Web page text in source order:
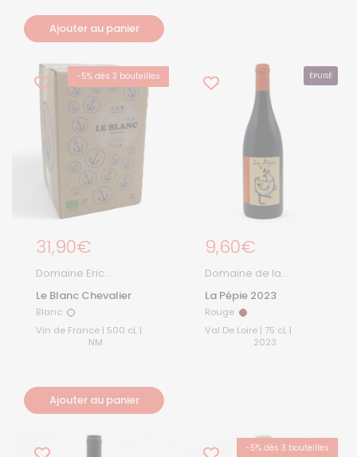
Ajouter au panier
-5% dès 3 bouteilles
Prix régulier
31,90€
Domaine Eric
Le Blanc Chevalier
Blanc Blanc
Vin de France | 500 cL |
NM
Ajouter au panier
ÉPUISÉ
Prix régulier
9,60€
Domaine de la
Pépière
La Pépie 2023
Rouge Rouge
Val De Loire | 75 cL |
2023
-5% dès 3 bouteilles